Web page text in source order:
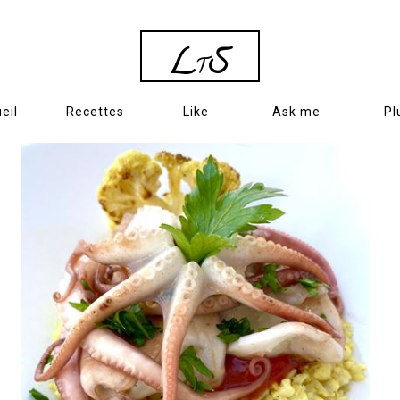
LTS
Recettes Like Ask me